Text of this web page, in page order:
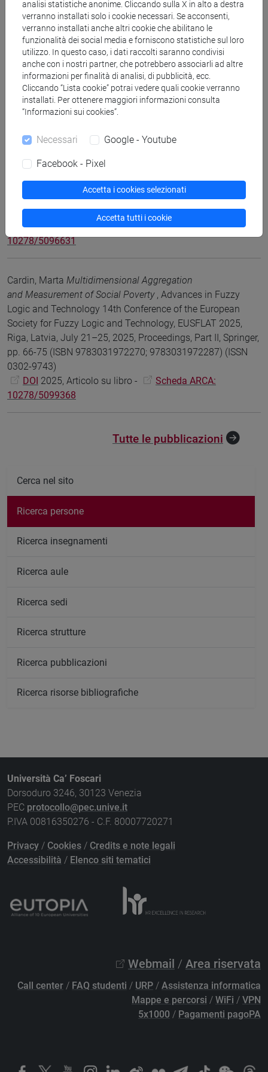
Fuzzy Logic Approach for Pandemic Risk Assessment
and Restrictions Design, SMART INNOVATION, SYSTEMS
AND TECHNOLOGIES 2190-3018 E214748 [2010 - .,
Singapore, Springer, pp. 83-93 (ISBN 9789819609932;
9789819609949) (ISSN 2190-3018)
DOI2025, Articolo su libro -
Scheda ARCA:
10278/5096630
Anzilli, Luca; Cardin, Marta; Giove, SilvioMulti-criteria
SMART INNOVATION, SYSTEMS AND TECHNOLOGIES 2190-
3018 E214748 [2010 - . ] Heidelberg ; Berlin : Heidelberg
Springer, singapore, springer, pp. 149-159 (ISBN
9789819609932; 9789819609949) (ISSN 2190-3018)
DOI2025, Articolo su libro -
Scheda ARCA:
10278/5096631
Cardin, Marta Multidimensional Aggregation
and Measurement of Social Poverty , Advances in Fuzzy
Logic and Technology 14th Conference of the European
Society for Fuzzy Logic and Technology, EUSFLAT 2025,
Riga, Latvia, July 21–25, 2025, Proceedings, Part II, Springer,
pp. 66-75 (ISBN 9783031972270; 9783031972287) (ISSN
0302-9743)
DOI 2025, Articolo su libro -
Scheda ARCA:
10278/5099368
Tutte le pubblicazioni
Cerca nel sito
Ricerca persone
Ricerca insegnamenti
Ricerca aule
Ricerca sedi
Ricerca strutture
Ricerca pubblicazioni
Ricerca risorse bibliografiche
Università Ca’ Foscari
Dorsoduro 3246, 30123 Venezia
PEC protocollo@pec.unive.it
P.IVA 00816350276 - C.F. 80007720271
Privacy / Cookies / Credits e note legali
Accessibilità / Elenco siti tematici
Webmail / Area riservata
Call center / FAQ studenti / URP / Assistenza informatica
Mappe e percorsi / WiFi / VPN
5x1000 / Pagamenti pagoPA
analisi statistiche anonime. Cliccando sulla X in alto a destra
verranno installati solo i cookie necessari. Se acconsenti,
verranno installati anche altri cookie che abilitano le
funzionalità dei social media e forniscono statistiche sul loro
utilizzo. In questo caso, i dati raccolti saranno condivisi
anche con i nostri partner, che potrebbero associarli ad altre
informazioni per finalità di analisi, di pubblicità, ecc.
Cliccando “Lista cookie” potrai vedere quali cookie verranno
installati. Per ottenere maggiori informazioni consulta
“Informazioni sui cookies”.
Necessari Google - Youtube
Facebook - Pixel
Accetta i cookies selezionati
Accetta tutti i cookie